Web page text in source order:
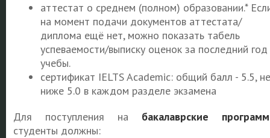
аттестат о среднем (полном) образовании.*
на момент подачи документов аттестата/
диплома ещё нет, можно показать табель
успеваемости/выписку оценок за последний год
учебы.
сертификат IELTS Academic: общий балл - 5.5, не
ниже 5.0 в каждом разделе экзамена
Для поступления на бакалаврские
студенты должны: